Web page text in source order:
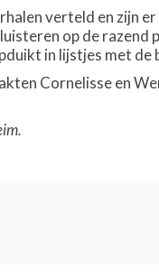
verteld en zijn
op de
in lijstjes met de
Cornelisse en